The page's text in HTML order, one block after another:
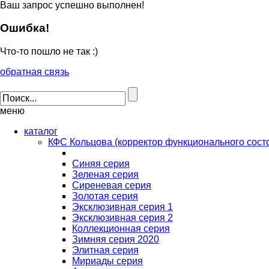
Ваш запрос успешно выполнен!
Ошибка!
Что-то пошло не так :)
обратная связь
меню
каталог
КФС Кольцова (корректор функционального
Синяя серия
Зеленая серия
Сиреневая серия
Золотая серия
Эксклюзивная серия 1
Эксклюзивная серия 2
Коллекционная серия
Зимняя серия 2020
Элитная серия
Мириады серия